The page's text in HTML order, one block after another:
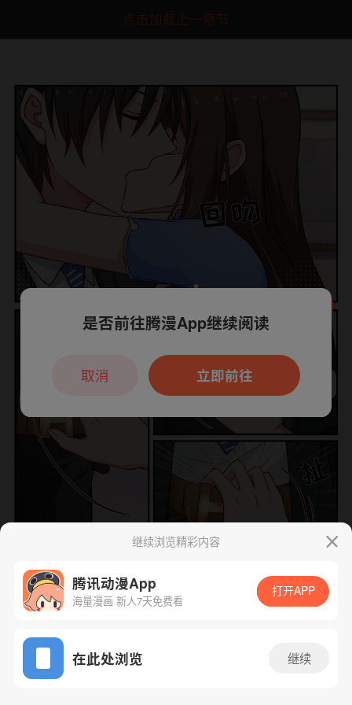
点击加载上一章节
App免费看
继续浏览精彩内容
腾讯动漫App
海量漫画 新人7天免费看
打开APP
在此处浏览 继续
本章节仅支持App阅读，可打开App新用
户7天免费看
是否前往腾漫App继续阅读
立即前往
取消